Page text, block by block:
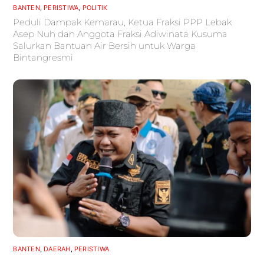
BANTEN, PERISTIWA, POLITIK
Peduli Dampak Kemarau, Ketua Fraksi PPP Lebak
Asep Nuh dan Anggota Fraksi Adiwinata Kusuma
Salurkan Bantuan Air Bersih untuk Warga
Bintangresmi
BANTEN, DAERAH, PERISTIWA